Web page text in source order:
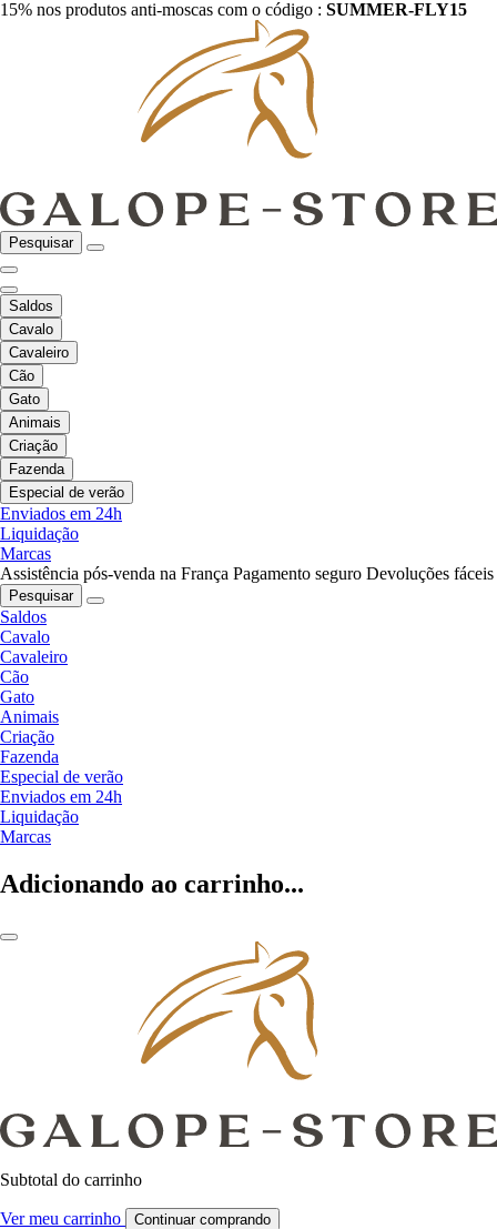
15% nos produtos anti-moscas com o código : SUMMER-FLY15
Pesquisar
Saldos
Cavalo
Cavaleiro
Cão
Gato
Animais
Criação
Fazenda
Especial de verão
Enviados em 24h
Liquidação
Marcas
Assistência pós-venda na França Pagamento seguro Devoluções fáceis
Pesquisar
Saldos
Cavalo
Cavaleiro
Cão
Gato
Animais
Criação
Fazenda
Especial de verão
Enviados em 24h
Liquidação
Marcas
Adicionando ao carrinho...
Subtotal do carrinho
Ver meu carrinho Continuar comprando